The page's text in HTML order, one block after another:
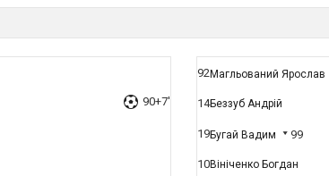
90+7'
92Магльований Ярослав
14Беззуб Андрій
19Бугай Вадим 99
10Вініченко Богдан